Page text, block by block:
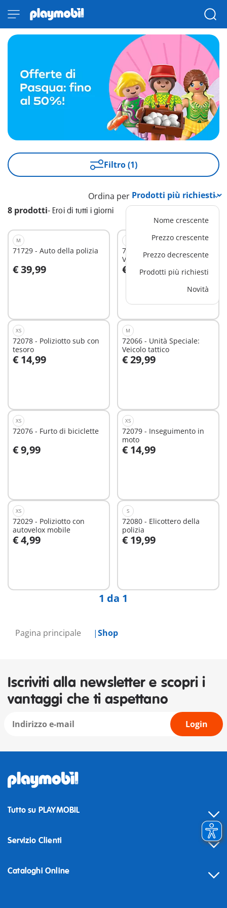
Pagina principale Shop
Filtro (1)
8 prodotti- Eroi di tutti i giorni
Ordina per
Nome crescente
Prezzo crescente
Prezzo decrescente
Prodotti più richiesti
Novità
M
71729 - Auto della polizia
€ 39,99
Aggiungi al carrello
71144 - Unità Speciale -
Veicolo blindato
€ 59,99
Aggiungi al carrello
XS
72078 - Poliziotto sub con
tesoro
€ 14,99
Aggiungi al carrello
M
72066 - Unità Speciale:
Veicolo tattico
€ 29,99
Aggiungi al carrello
XS
72076 - Furto di biciclette
€ 9,99
Aggiungi al carrello
XS
72079 - Inseguimento in
moto
€ 14,99
Aggiungi al carrello
XS
72029 - Poliziotto con
autovelox mobile
€ 4,99
Aggiungi al carrello
S
72080 - Elicottero della
polizia
€ 19,99
1 da 1
Iscriviti alla newsletter e scopri i
vantaggi che ti aspettano
Login
Tutto su PLAYMOBIL
Servizio Clienti
Cataloghi Online